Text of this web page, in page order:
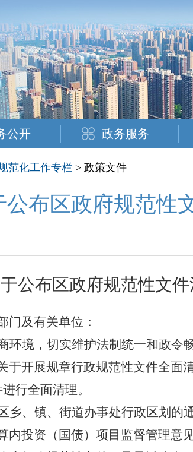
公开 政务服务
范化工作专栏 > 政策文件
布区政府规范性
公布区政府规范性文
门及有关单位：
环境，切实维护法制统一和政令
开展规章行政规范性文件全面
行全面清理。
乡、镇、街道办事处行政区划的
内投资（国债）项目监督管理意